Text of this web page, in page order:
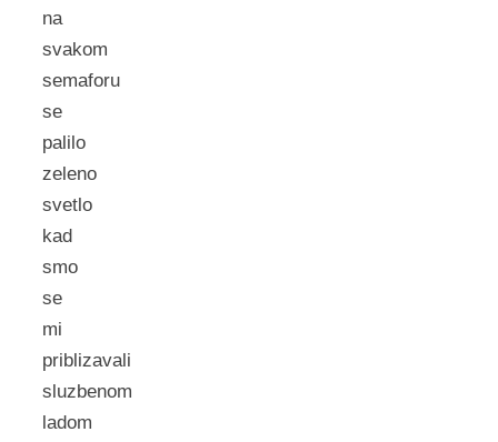
na
svakom
semaforu
se
palilo
zeleno
svetlo
kad
smo
se
mi
priblizavali
sluzbenom
ladom